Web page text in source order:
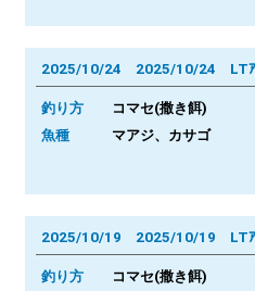
2025/10/24 2025/10/24 LTｱ
釣り方
コマセ(撒き餌)
魚種 マアジ、カサゴ
2025/10/19 2025/10/19 LTｱ
釣り方
コマセ(撒き餌)